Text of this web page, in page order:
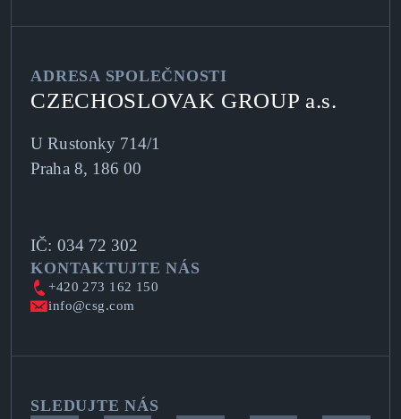
ADRESA SPOLEČNOSTI
CZECHOSLOVAK GROUP a.s.
U Rustonky 714/1
Praha 8, 186 00
IČ: 034 72 302
KONTAKTUJTE NÁS
+420 273 162 150
info@csg.com
SLEDUJTE NÁS